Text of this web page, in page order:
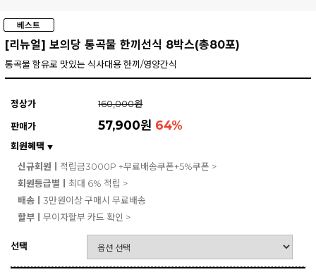
[리뉴얼] 보의당 통곡물 한끼선식 8박스(총80포)
통곡물 함유로 맛있는 식사대용 한끼/영양간식
정상가
160,000원
판매가
57,900원 64%
회원혜택 ▼
신규회원ㅣ 적립금3000P +무료배송쿠폰+5%쿠폰 >
회원등급별ㅣ 최대 6% 적립 >
배송ㅣ 3만원이상 구매시 무료배송
할부ㅣ 무이자할부 카드 확인 >
선택